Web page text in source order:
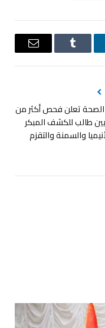
Tumblr
البريد
الصحة تعلن فحص أكثر من
طالب للكشف المبكر
والسمنة والتقزم